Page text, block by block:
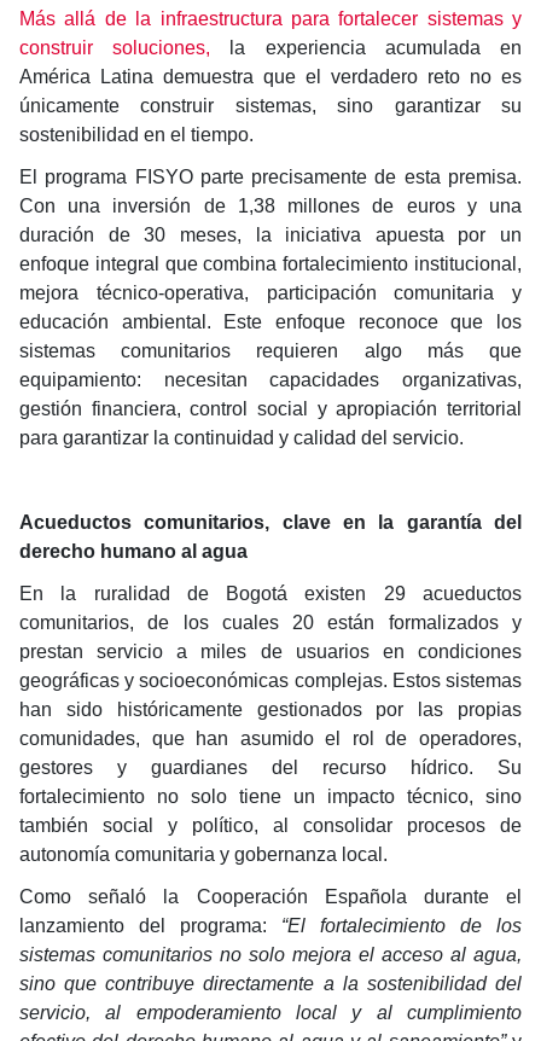
Más allá de la infraestructura para fortalecer sistemas y
construir soluciones,
la experiencia acumulada en
América Latina demuestra que el verdadero reto no es
únicamente construir sistemas, sino garantizar su
sostenibilidad en el tiempo.
El programa FISYO parte precisamente de esta premisa.
Con una inversión de 1,38 millones de euros y una
duración de 30 meses, la iniciativa apuesta por un
enfoque integral que combina fortalecimiento institucional,
mejora técnico-operativa, participación comunitaria y
educación ambiental. Este enfoque reconoce que los
sistemas comunitarios requieren algo más que
equipamiento: necesitan capacidades organizativas,
gestión financiera, control social y apropiación territorial
para garantizar la continuidad y calidad del servicio.
Acueductos comunitarios, clave en la garantía del
derecho humano al agua
En la ruralidad de Bogotá existen 29 acueductos
comunitarios, de los cuales 20 están formalizados y
prestan servicio a miles de usuarios en condiciones
geográficas y socioeconómicas complejas. Estos sistemas
han sido históricamente gestionados por las propias
comunidades, que han asumido el rol de operadores,
gestores y guardianes del recurso hídrico. Su
fortalecimiento no solo tiene un impacto técnico, sino
también social y político, al consolidar procesos de
autonomía comunitaria y gobernanza local.
Como señaló la Cooperación Española durante el
lanzamiento del programa: “El fortalecimiento de los
sistemas comunitarios no solo mejora el acceso al agua,
sino que contribuye directamente a la sostenibilidad del
servicio, al empoderamiento local y al cumplimiento